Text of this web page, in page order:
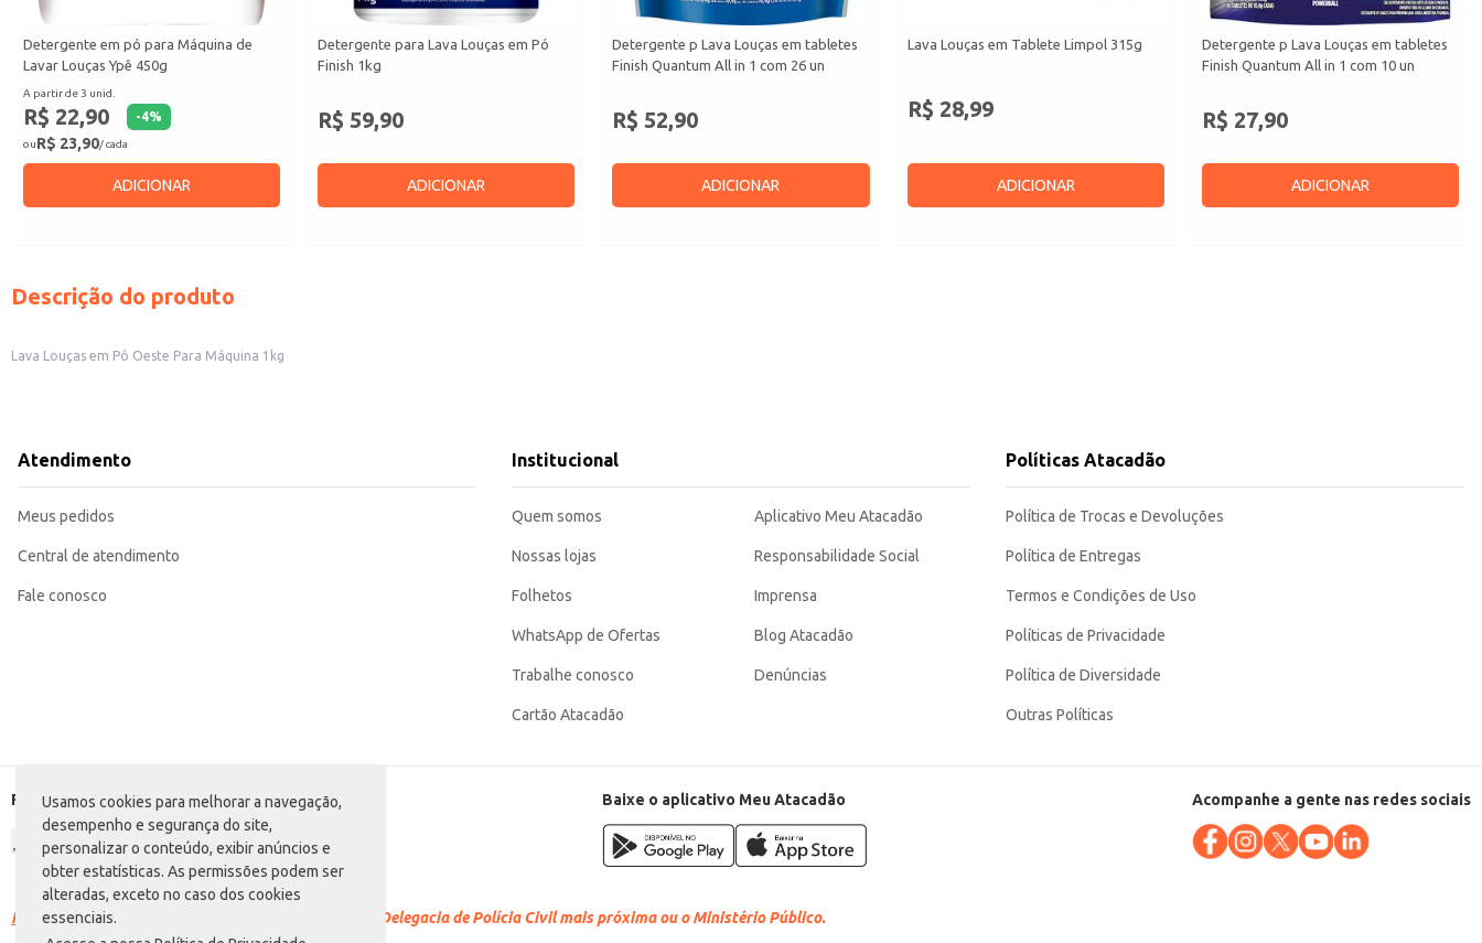
Usamos cookies para melhorar a navegação,
desempenho e segurança do site,
personalizar o conteúdo, exibir anúncios e
obter estatísticas. As permissões podem ser
alteradas, exceto no caso dos cookies
essenciais.
Detergente em pó para Máquina de
Lavar Louças Ypê 450g
A partir de 3 unid.
R$ 22,90 -4%
ouR$ 23,90/ cada
ADICIONAR
Detergente para Lava Louças em Pó
Finish 1kg
R$ 59,90
ADICIONAR
Detergente p Lava Louças em tabletes
Finish Quantum All in 1 com 26 un
R$ 52,90
ADICIONAR
Lava Louças em Tablete Limpol 315g
R$ 28,99
ADICIONAR
Detergente p Lava Louças em tabletes
Finish Quantum All in 1 com 10 un
R$ 27,90
ADICIONAR
Descrição do produto
Lava Louças em Pó Oeste Para Máquina 1kg
Atendimento
Meus pedidos
Central de atendimento
Fale conosco
Institucional
Quem somos
Nossas lojas
Folhetos
WhatsApp de Ofertas
Trabalhe conosco
Cartão Atacadão
Aplicativo Meu Atacadão
Responsabilidade Social
Imprensa
Blog Atacadão
Denúncias
Políticas Atacadão
Política de Trocas e Devoluções
Política de Entregas
Termos e Condições de Uso
Políticas de Privacidade
Política de Diversidade
Outras Políticas
Formas de pagamento Baixe o aplicativo Meu Atacadão Acompanhe a gente nas redes sociais
Racismo é crime. Denuncie. Disque 100 ou procure a Delegacia de Polícia Civil mais próxima ou o Ministério Público.